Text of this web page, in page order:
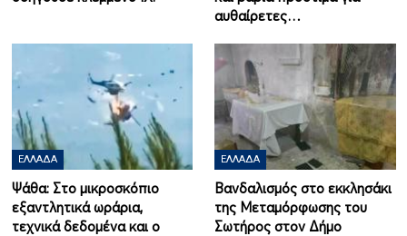
αυθαίρετες…
ΕΛΛΆΔΑ
Ψάθα: Στο μικροσκόπιο
εξαντλητικά ωράρια,
τεχνικά δεδομένα και ο
ΕΛΛΆΔΑ
Βανδαλισμός στο εκκλησάκι
της Μεταμόρφωσης του
Σωτήρος στον Δήμο